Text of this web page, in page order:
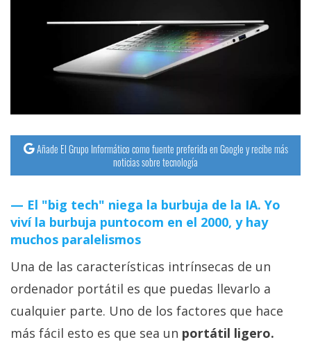
Añade El Grupo Informático como fuente preferida en Google y recibe más
noticias sobre tecnología
El "big tech" niega la burbuja de la IA. Yo
viví la burbuja puntocom en el 2000, y hay
muchos paralelismos
Una de las características intrínsecas de un
ordenador portátil es que puedas llevarlo a
cualquier parte. Uno de los factores que hace
más fácil esto es que sea un portátil ligero.